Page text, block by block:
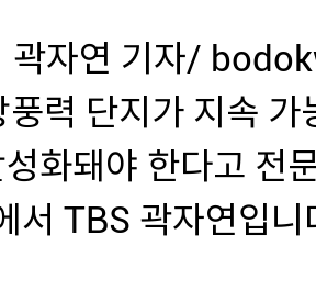
곽자연 기자/
력 단지가 지속
화돼야 한다고 전
서 TBS 곽자연입니